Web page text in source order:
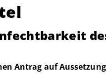
Antrag auf